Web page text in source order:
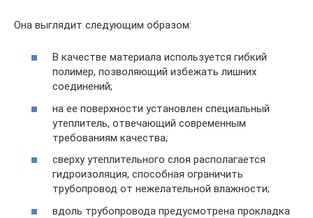
Она выглядит следующим образом:
В качестве материала используется гибкий
полимер, позволяющий избежать лишних
соединений;
на ее поверхности установлен специальный
утеплитель, отвечающий современным
требованиям качества;
сверху утеплительного слоя располагается
гидроизоляция, способная ограничить
трубопровод от нежелательной влажности;
вдоль трубопровода предусмотрена прокладка